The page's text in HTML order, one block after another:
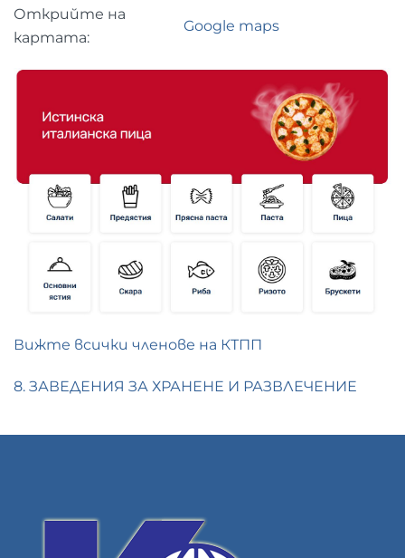
Открийте на
картата:
Google maps
Вижте всички членове на КТПП
8. ЗАВЕДЕНИЯ ЗА ХРАНЕНЕ И РАЗВЛЕЧЕНИЕ